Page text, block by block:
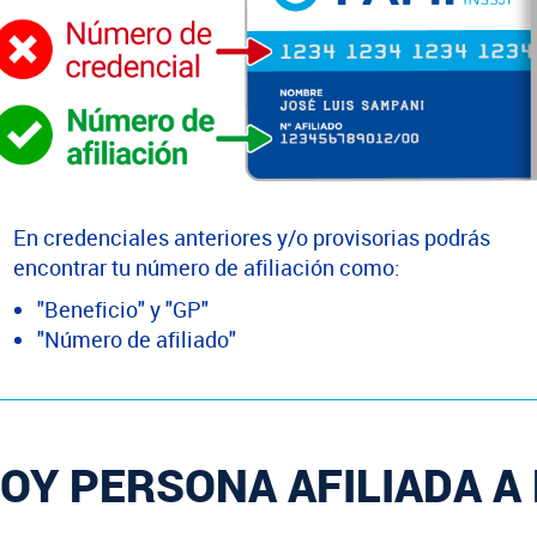
En credenciales anteriores y/o provisorias podrás
encontrar tu número de afiliación como:
"Beneficio" y "GP"
"Número de afiliado"
PERSONA AFILIADA